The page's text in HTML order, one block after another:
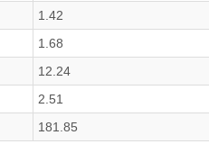
1.42
1.68
12.24
2.51
181.85